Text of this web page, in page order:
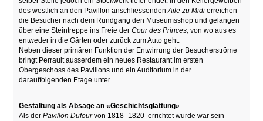
des westlich an den Pavillon anschliessenden Aile zu Midierreichen
die Besucher nach dem Rundgang den Museumsshop und gelangen
über eine Steintreppe ins Freie derCour des Princes, von wo aus es
entweder in die Gärten oder zurück zum Auto geht.
Neben dieser primären Funktion der Entwirrung der Besucherströme
bringt Perrault ausserdem ein neues Restaurant im ersten
Obergeschoss des Pavillons und ein Auditorium in der
darauffolgenden Etage unter.
Gestaltung als Absage an «Geschichtsglättung»
Als derPavillon Dufourvon 1818–1820 errichtet wurde war sein